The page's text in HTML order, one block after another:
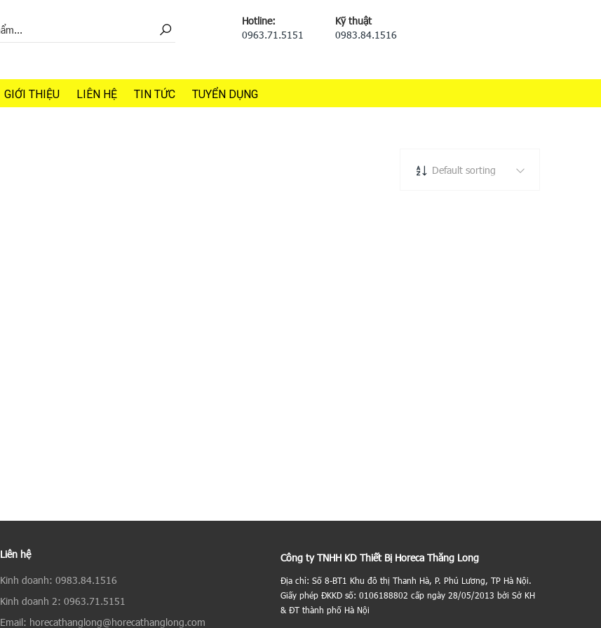
Hotline:
0963.71.5151
Kỹ thuật
0983.84.1516
GIỚI THIỆU LIÊN HỆ TIN TỨC TUYỂN DỤNG
Default sorting
Liên hệ
Kinh doanh: 0983.84.1516
Kinh doanh 2: 0963.71.5151
Email: horecathanglong@horecathanglong.com
Công ty TNHH KD Thiết Bị Horeca Thăng Long
Địa chỉ: Số 8-BT1 Khu đô thị Thanh Hà, P. Phú Lương, TP Hà Nội.
Giấy phép ĐKKD số: 0106188802 cấp ngày 28/05/2013 bởi Sở KH
& ĐT thành phố Hà Nội